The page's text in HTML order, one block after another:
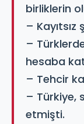
birliklerin
– Kayıtsız
–
hesaba
– Tehcir
– Türkiye,
etmişti.